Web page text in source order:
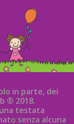
in parte, dei
® 2018.
testata
senza alcuna